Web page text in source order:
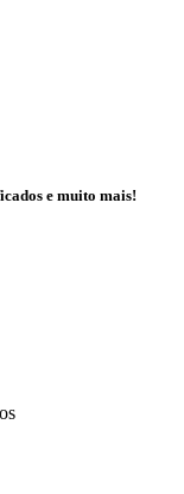
e muito mais!